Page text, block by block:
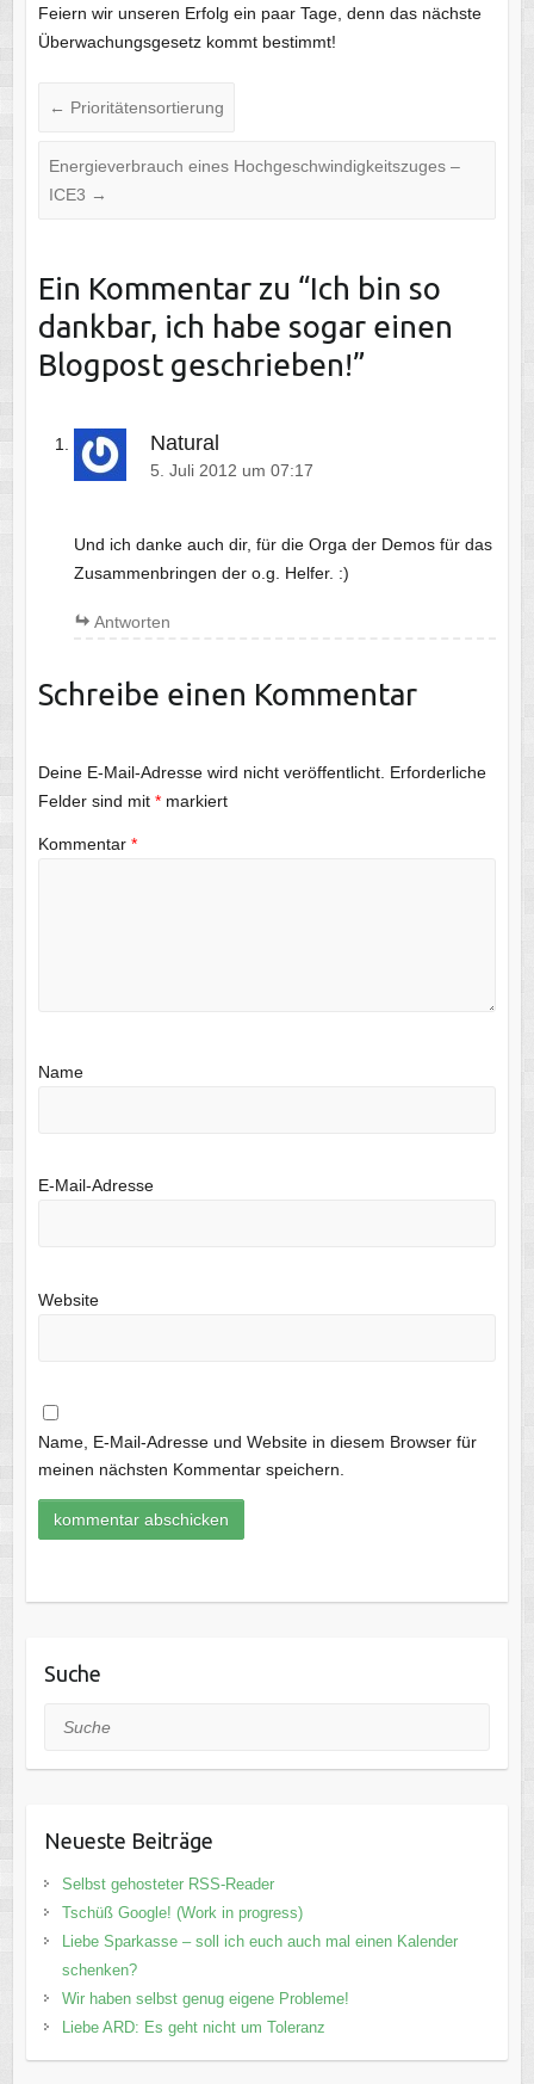
Feiern wir unseren Erfolg ein paar Tage, denn das nächste
Überwachungsgesetz kommt bestimmt!
← Prioritätensortierung
Energieverbrauch eines Hochgeschwindigkeitszuges –
ICE3 →
Ein Kommentar zu “Ich bin so
dankbar, ich habe sogar einen
Blogpost geschrieben!”
Natural
5. Juli 2012 um 07:17
Und ich danke auch dir, für die Orga der Demos für das
Zusammenbringen der o.g. Helfer. :)
Antworten
Schreibe einen Kommentar
Deine E-Mail-Adresse wird nicht veröffentlicht. Erforderliche
Felder sind mit *markiert
Kommentar *
Name
E-Mail-Adresse
Website
Name, E-Mail-Adresse und Website in diesem Browser für
meinen nächsten Kommentar speichern.
Suche
Suche
Neueste Beiträge
Selbst gehosteter RSS-Reader
Tschüß Google! (Work in progress)
Liebe Sparkasse – soll ich euch auch mal einen Kalender
schenken?
Wir haben selbst genug eigene Probleme!
Liebe ARD: Es geht nicht um Toleranz